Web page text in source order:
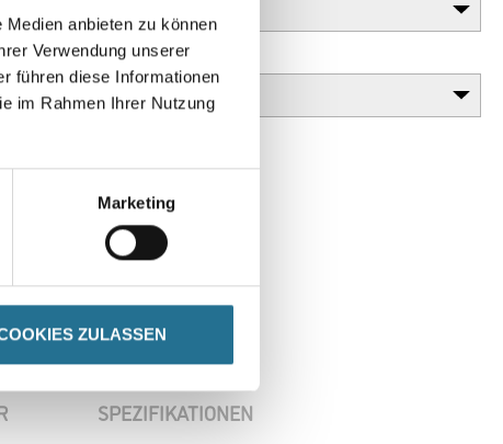
anbieten zu können
Verwendung unserer
führen diese Informationen
im Rahmen Ihrer Nutzung
Marketing
ZULASSEN
Gebinde
SPEZIFIKATIONEN